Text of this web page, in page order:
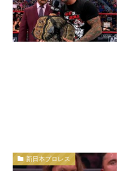
新日本プロレス